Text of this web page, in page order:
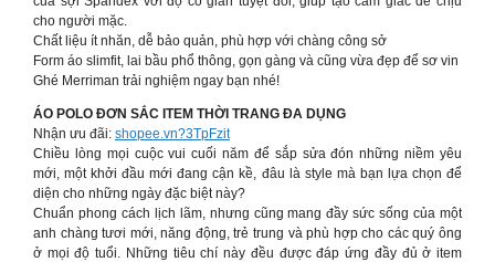
cho người mặc.
Chất liệu ít nhăn, dễ bảo quản, phù hợp với chàng công sở
Form áo slimfit, lai bầu phổ thông, gọn gàng và cũng vừa đẹp để sơ vin
Ghé Merriman trải nghiệm ngay bạn nhé!
ÁO POLO ĐƠN SẮC ITEM THỜI TRANG ĐA DỤNG
Nhận ưu đãi: shopee.vn?3TpFzit
Chiều lòng mọi cuộc vui cuối năm để sắp sửa đón những niềm yêu
mới, một khởi đầu mới đang cận kề, đâu là style mà bạn lựa chọn để
diện cho những ngày đặc biệt này?
Chuẩn phong cách lịch lãm, nhưng cũng mang đầy sức sống của một
anh chàng tươi mới, năng động, trẻ trung và phù hợp cho các quý ông
ở mọi độ tuổi. Những tiêu chí này đều được đáp ứng đầy đủ ở item